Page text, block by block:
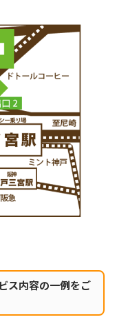
ス内容の一例をご